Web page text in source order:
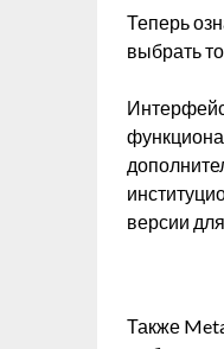
Теперь
выбрать
версии
Также